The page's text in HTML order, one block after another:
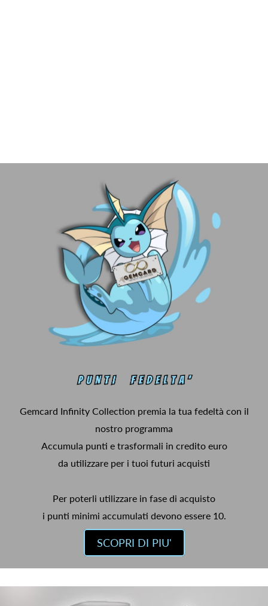
Gemcard Infinity Collection premia la tua fedeltà con il
nostro programma
Accumula punti e trasformali in credito euro
da utilizzare per i tuoi futuri acquisti
Per poterli utilizzare in fase di acquisto
i punti minimi accumulati devono essere 10.
SCOPRI DI PIU'